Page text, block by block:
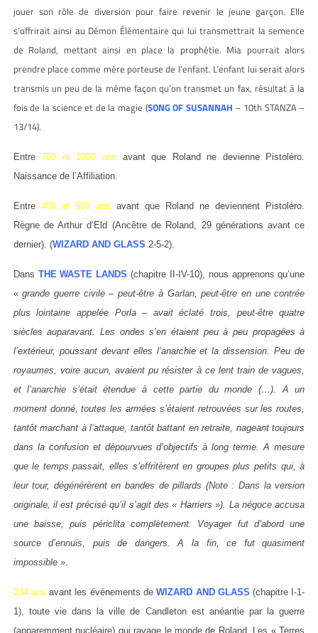
jouer son rôle de diversion pour faire revenir le jeune garçon. Elle
s’offrirait ainsi au Démon Élémentaire qui lui transmettrait la semence
de Roland, mettant ainsi en place la prophétie. Mia pourrait alors
prendre place comme mère porteuse de l’enfant. L’enfant lui serait alors
transmis un peu de la même façon qu’on transmet un fax, résultat à la
fois de la science et de la magie (SONG OF SUSANNAH – 10th STANZA –
13/14).
Entre750 et 1000 ans avant que Roland ne devienne Pistoléro.
Naissance de l’Affiliation.
Entre 400 et 600 ans avant que Roland ne deviennent Pistoléro.
Règne de Arthur d’Eld (Ancêtre de Roland, 29 générations avant ce
dernier). (WIZARD AND GLASS 2-5-2).
Dans THE WASTE LANDS (chapitre II-IV-10), nous apprenons qu’une
«grande guerre civile – peut-être à Garlan, peut-être en une contrée
plus lointaine appelée Porla – avait éclaté trois, peut-être quatre
siècles auparavant. Les ondes s’en étaient peu à peu propagées à
l’extérieur, poussant devant elles l’anarchie et la dissension. Peu de
royaumes, voire aucun, avaient pu résister à ce lent train de vagues,
et l’anarchie s’était étendue à cette partie du monde (…). A un
moment donné, toutes les armées s’étaient retrouvées sur les routes,
tantôt marchant à l’attaque, tantôt battant en retraite, nageant toujours
dans la confusion et dépourvues d’objectifs à long terme. A mesure
que le temps passait, elles s’effritèrent en groupes plus petits qui, à
leur tour, dégénérèrent en bandes de pillards (Note : Dans la version
originale, il est précisé qu’il s’agit des « Harriers »). La négoce accusa
une baisse, puis périclita complètement. Voyager fut d’abord une
source d’ennuis, puis de dangers. A la fin, ce fut quasiment
impossible ».
234 ans avant les événements deWIZARD AND GLASS (chapitre I-1-
1), toute vie dans la ville de Candleton est anéantie par la guerre
(apparemment nucléaire) qui ravage le monde de Roland. Les « Terres